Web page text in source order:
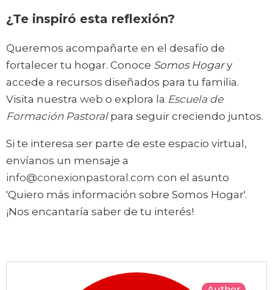
¿Te inspiró esta reflexión?
Queremos acompañarte en el desafío de
fortalecer tu hogar. Conoce Somos Hogary
accede a recursos diseñados para tu familia.
Visita nuestra web o explora la Escuela de
Formación Pastoralpara seguir creciendo juntos.
Si te interesa ser parte de este espacio virtual,
envíanos un mensaje a
info@conexionpastoral.com con el asunto
'Quiero más información sobre Somos Hogar'.
¡Nos encantaría saber de tu interés!